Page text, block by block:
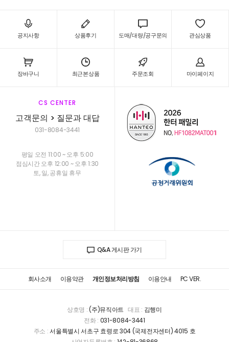
공지사항 상품후기 도매/대량/공구문의 관심상품
장바구니 최근본상품 주문조회 마이페이지
CS CENTER
고객문의 > 질문과 대답
031-8084-3441
평일 오전 11:00 ~ 오후 5:00
점심시간 오후 12:00 ~ 오후 1:30
토, 일, 공휴일 휴무
Q&A 게시판 가기
회사소개 이용약관 개인정보처리방침 이용안내 PC VER.
상호명 :(주)뮤직아트 대표 : 김행미
전화 : 031-8084-3441
주소 :서울특별시 서초구 효령로 304 (국제전자센터) 4015 호